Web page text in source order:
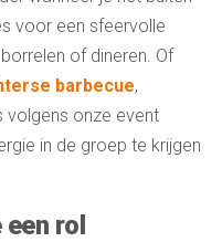
voor een sfeervolle
of dineren. Of
barbecue,
volgens onze event
in de groep te krijgen
rol